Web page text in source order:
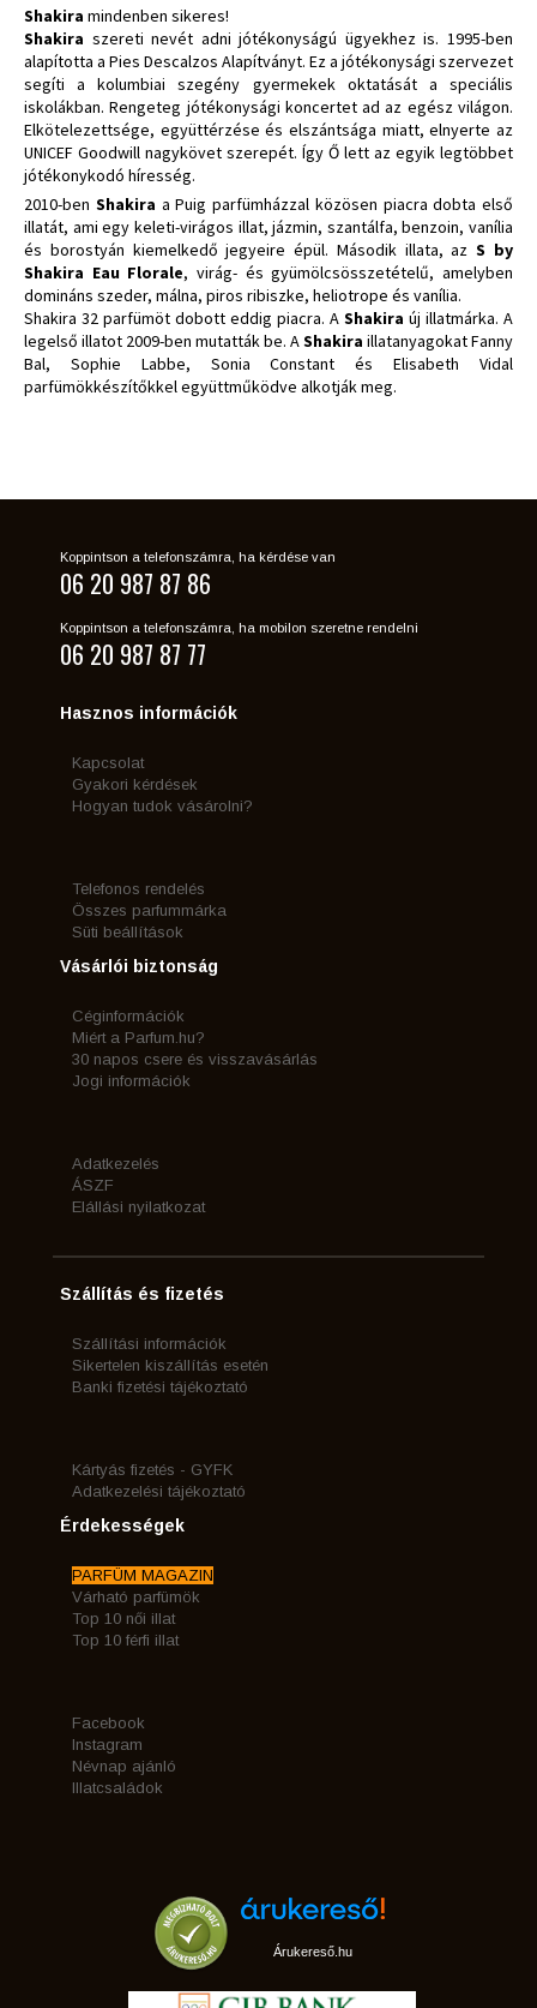
Shakira mindenben sikeres!
Shakira szereti nevét adni jótékonyságú ügyekhez is. 1995-ben
alapította a Pies Descalzos Alapítványt. Ez a jótékonysági szervezet
segíti a kolumbiai szegény gyermekek oktatását a speciális
iskolákban. Rengeteg jótékonysági koncertet ad az egész világon.
Elkötelezettsége, együttérzése és elszántsága miatt, elnyerte az
UNICEF Goodwill nagykövet szerepét. Így Ő lett az egyik legtöbbet
jótékonykodó híresség.
2010-ben Shakira a Puig parfümházzal közösen piacra dobta első
illatát, ami egy keleti-virágos illat, jázmin, szantálfa, benzoin, vanília
és borostyán kiemelkedő jegyeire épül. Második illata, azS by
Shakira Eau Florale, virág- és gyümölcsösszetételű, amelyben
domináns szeder, málna, piros ribiszke, heliotrope és vanília.
Shakira 32 parfümöt dobott eddig piacra. A Shakira új illatmárka. A
legelső illatot 2009-ben mutatták be. AShakira illatanyagokat Fanny
Bal, Sophie Labbe, Sonia Constant és Elisabeth Vidal
parfümökkészítőkkel együttműködve alkotják meg.
Koppintson a telefonszámra, ha kérdése van
06 20 987 87 86
Koppintson a telefonszámra, ha mobilon szeretne rendelni
06 20 987 87 77
Hasznos információk
Kapcsolat
Gyakori kérdések
Hogyan tudok vásárolni?
Telefonos rendelés
Összes parfummárka
Süti beállítások
Vásárlói biztonság
Céginformációk
Miért a Parfum.hu?
30 napos csere és visszavásárlás
Jogi információk
Adatkezelés
ÁSZF
Elállási nyilatkozat
Szállítás és fizetés
Szállítási információk
Sikertelen kiszállítás esetén
Banki fizetési tájékoztató
Kártyás fizetés - GYFK
Adatkezelési tájékoztató
Érdekességek
PARFÜM MAGAZIN
Várható parfümök
Top 10 női illat
Top 10 férfi illat
Facebook
Instagram
Névnap ajánló
Illatcsaládok
Árukereső.hu